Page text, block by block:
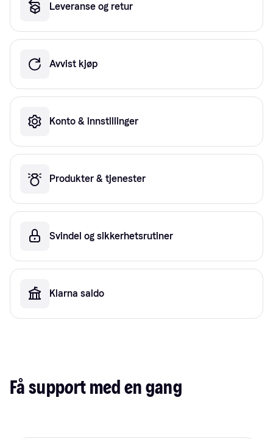
Leveranse og retur
Avvist kjøp
Konto & innstillinger
Produkter & tjenester
Svindel og sikkerhetsrutiner
Klarna saldo
Få support med en gang